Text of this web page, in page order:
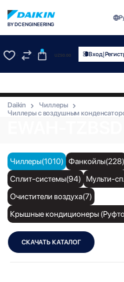
BY DC ENGINEERING
0
UZS0.00 Вход|
Daikin
Чиллеры
Чиллеры с воздушным
Чиллеры(1010) Фанкойлы(228)
Сплит-системы(94)
Мульти-
Очистители воздуха(7)
Крышные кондиционеры
СКАЧАТЬ КАТАЛОГ